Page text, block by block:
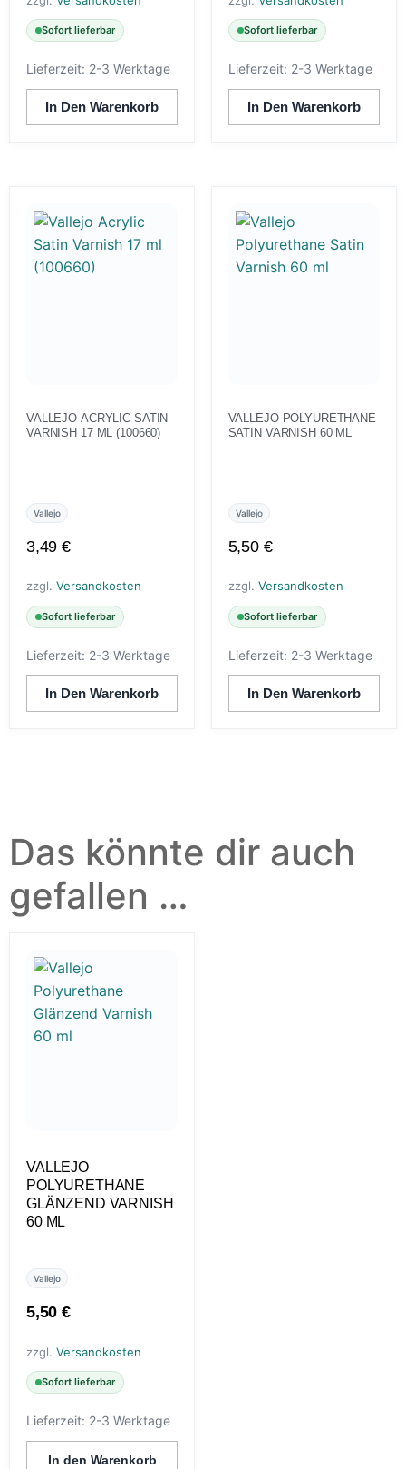
Sofort lieferbar
Lieferzeit: 2-3 Werktage
In Den Warenkorb
Sofort lieferbar
Lieferzeit: 2-3 Werktage
In Den Warenkorb
VALLEJO ACRYLIC SATIN
VARNISH 17 ML (100660)
Vallejo
3,49€
zzgl. Versandkosten
Sofort lieferbar
Lieferzeit: 2-3 Werktage
In Den Warenkorb
VALLEJO POLYURETHANE
SATIN VARNISH 60 ML
Vallejo
5,50 €
zzgl. Versandkosten
Sofort lieferbar
Lieferzeit: 2-3 Werktage
In Den Warenkorb
Das könnte dir auch
gefallen …
VALLEJO
POLYURETHANE
GLÄNZEND VARNISH
60 ML
Vallejo
5,50€
zzgl. Versandkosten
Sofort lieferbar
Lieferzeit: 2-3 Werktage
In den Warenkorb